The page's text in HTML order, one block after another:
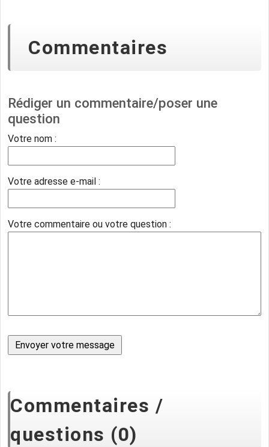
Commentaires
Rédiger un commentaire/poser une
question
Votre nom :
Votre adresse e-mail :
Votre commentaire ou votre question :
Commentaires /
questions (0)